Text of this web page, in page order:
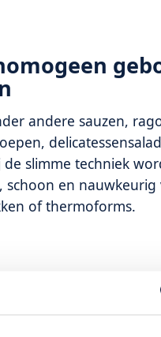
andere sauzen,
de slimme techniek
schoon en
of thermoforms.
licht